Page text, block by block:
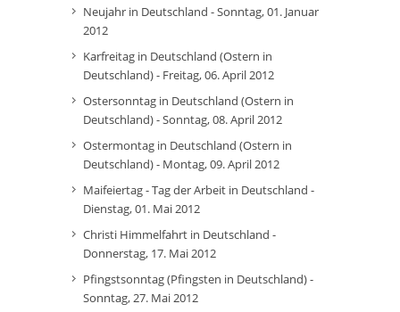
Neujahr in Deutschland - Sonntag, 01. Januar
2012
Karfreitag in Deutschland (Ostern in
Deutschland) - Freitag, 06. April 2012
Ostersonntag in Deutschland (Ostern in
Deutschland) - Sonntag, 08. April 2012
Ostermontag in Deutschland (Ostern in
Deutschland) - Montag, 09. April 2012
Maifeiertag - Tag der Arbeit in Deutschland -
Dienstag, 01. Mai 2012
Christi Himmelfahrt in Deutschland -
Donnerstag, 17. Mai 2012
Pfingstsonntag (Pfingsten in Deutschland) -
Sonntag, 27. Mai 2012